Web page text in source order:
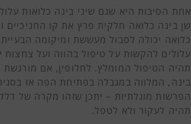
אחת הסיבות היא שגם שיני בינה כלואות
שן בינה כלואה חלקית פרץ את קו
כלואה יכולה לסבול מעששת ומיקומה
עלולים להקשות על טיפול בהווה ועל צחצוח
תהיה הטיפול המומלץ. לחלופין, אם מורגשת
בינה, המלווה במגבלה בפתיחת הפה או
הפרשות מוגלתיות – יתכן שזהו מקרה של
תהיה לעקור ולא לטפל.